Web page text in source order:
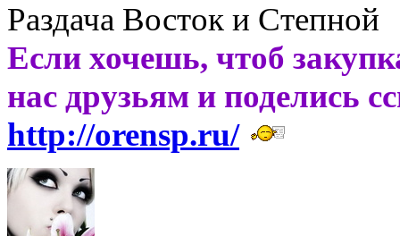
Раздача Восток и Степной
Если хочешь, чтоб
нас друзьям и поделись
http://orensp.ru/